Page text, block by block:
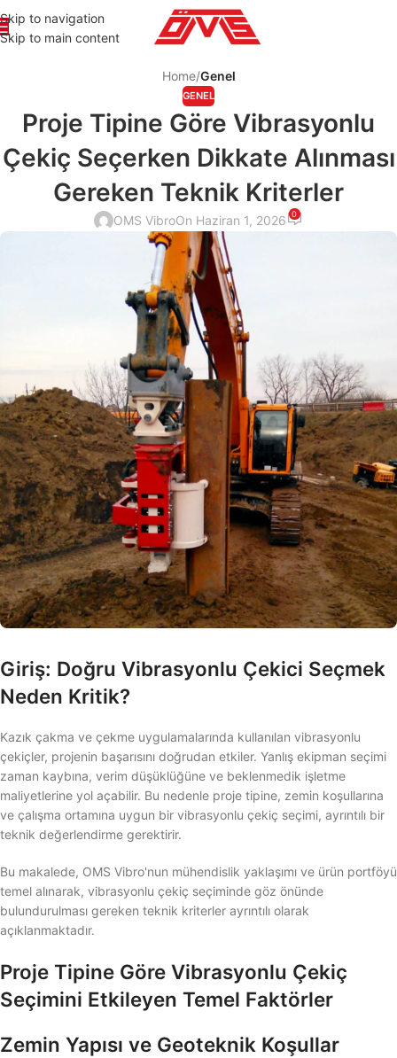
Skip to navigation
Skip to main content
Home/Genel
GENEL
Proje Tipine Göre Vibrasyonlu
Çekiç Seçerken Dikkate Alınması
Gereken Teknik Kriterler
OMS VibroOn Haziran 1, 2026 0
Giriş: Doğru Vibrasyonlu Çekici Seçmek
Neden Kritik?
Kazık çakma ve çekme uygulamalarında kullanılan vibrasyonlu
çekiçler, projenin başarısını doğrudan etkiler. Yanlış ekipman seçimi
zaman kaybına, verim düşüklüğüne ve beklenmedik işletme
maliyetlerine yol açabilir. Bu nedenle proje tipine, zemin koşullarına
ve çalışma ortamına uygun bir vibrasyonlu çekiç seçimi, ayrıntılı bir
teknik değerlendirme gerektirir.
Bu makalede, OMS Vibro'nun mühendislik yaklaşımı ve ürün portföyü
temel alınarak, vibrasyonlu çekiç seçiminde göz önünde
bulundurulması gereken teknik kriterler ayrıntılı olarak
açıklanmaktadır.
Proje Tipine Göre Vibrasyonlu Çekiç
Seçimini Etkileyen Temel Faktörler
Zemin Yapısı ve Geoteknik Koşullar